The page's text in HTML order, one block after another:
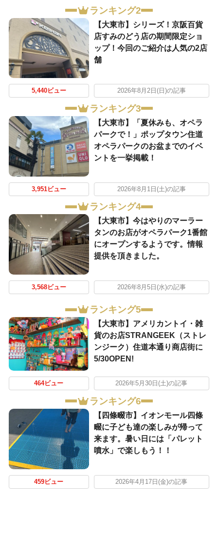
ランキング2
【大東市】シリーズ！京阪百貨
店すみのどう店の期間限定ショ
ップ！今回のご紹介は人気の2店
舗
5,440ビュー 2026年8月2日(日)の記事
ランキング3
【大東市】「夏休みも、オペラ
パークで！」ポップタウン住道
オペラパークのお盆までのイベ
ントを一挙掲載！
3,951ビュー 2026年8月1日(土)の記事
ランキング4
【大東市】今はやりのマーラー
タンのお店がオペラパーク1番館
にオープンするようです。情報
提供を頂きました。
3,568ビュー 2026年8月5日(水)の記事
ランキング5
【大東市】アメリカントイ・雑
貨のお店STRANGEEK（ストレ
ンジーク）住道本通り商店街に
5/30OPEN!
464ビュー 2026年5月30日(土)の記事
ランキング6
【四條畷市】イオンモール四條
畷に子ども達の楽しみが帰って
来ます。暑い日には「パレット
噴水」で楽しもう！！
459ビュー 2026年4月17日(金)の記事